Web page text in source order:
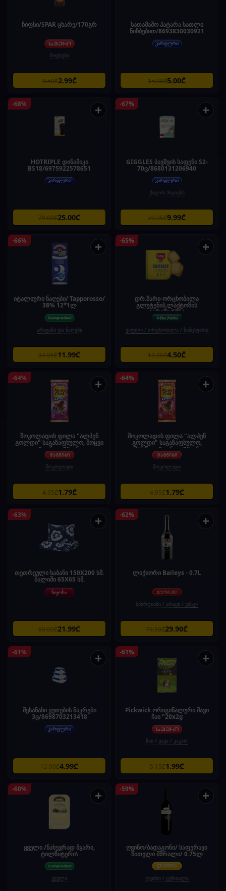
ჩიფსი/SPAR ცხარე/170გრ
ჩიფსები
9.50₾2.99₾
სათამაშო პატარა სათლი
ნიჩბებით/8693830030921
15.90₾5.00₾
-68% +
HOTRIPLE დინამიკი
BS18/6975922578651
79.00₾25.00₾
-67% +
GIGGLES ბავშვის საფენი S2-
70ც/8680131206940
ქალის ჰიგიენა
29.95₾9.99₾
-66% +
იტალიური ნაღები/ Tapporosso/
38% 12*1ლ
არაჟანი და ნაღები
34.95₾11.99₾
-65% +
დრ.შარი-ორცხობილა
გლუტენის,ლაქტოზის
გარეშე.175გ
ვაფლი / ორცხობილა / ნამცხვარი
12.90₾4.50₾
-64% +
შოკოლადის ფილა "ალპენ
გოლდი" საგაზაფხულო, მოცვი
& ორეო 85 გრ
შოკოლადი
4.95₾1.79₾
-64% +
შოკოლადის ფილა "ალპენ
გოლდი" საგაზაფხულო,
მარწყვი & ორეო 85 გრ
შოკოლადი
4.95₾1.79₾
-63% +
თეთრეული საბანი 150X200 სმ.
ბალიში 65X65 სმ.
60.00₾21.99₾
-62% +
ლიქიორი Baileys - 0.7L
სპირტიანი / არაყი / ვისკი
79.50₾29.90₾
-61% +
შესანახი ყუთების ნაკრები
3ც/8698703213418
12.90₾4.99₾
-61% +
Pickwick ორიგინალური შავი
ჩაი "20x2g
ჩაი / ყავა / კაკაო
5.15₾1.99₾
-60% +
ყველი /ნახევრად მყარი,
ტილზიტერი\
ყველი
-59% +
ღვინო/ბადაგონი/ საფერავი
წითელი მშრალი/ 0.75ლ
ღვინო / ცქრიალა